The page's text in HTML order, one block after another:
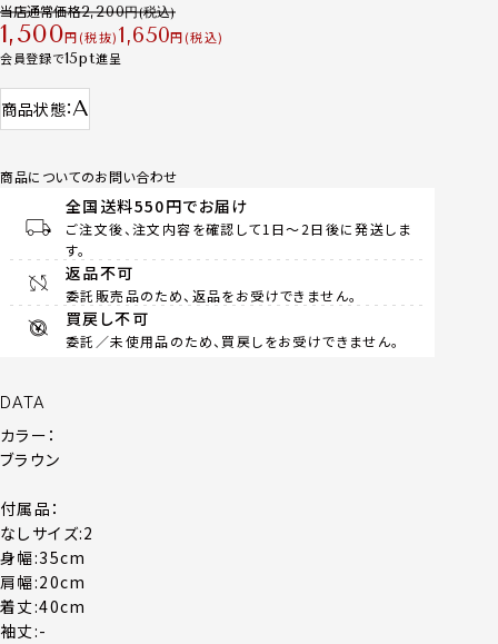
当店通常価格2,200
1,500 税抜 1,650
税込
会員登録で15 進呈
商品状態 A
商品についてのお問い合わせ
全国送料550円でお届け
ご注文後、注文内容を確認して1日～2日後に発送しま
す。
返品不可
委託販売品のため、返品をお受けできません。
買戻し不可
委託／未使用品のため、買戻しをお受けできません。
DATA
カラー：
ブラウン
付属品：
なしサイズ:2
身幅:35cm
肩幅:20cm
着丈:40cm
袖丈:-